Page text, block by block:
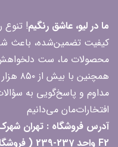
ما در لیو، عاشق رنگیم! تنوع
کیفیت تضمین‌شده، باعث
محصولات ما، ست دلخواهش
مداوم و پاسخ‌گویی به
افتخارات‌مان می‌دانیم
آدرس فروشگاه : تهران
F2 واحد 237-239 ( فروشگاه لیو هپی)